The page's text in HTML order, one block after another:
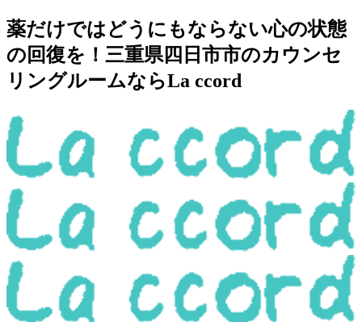
薬だけではどうにもならない心の状態
の回復を！三重県四日市市のカウンセ
リングルームならLa ccord